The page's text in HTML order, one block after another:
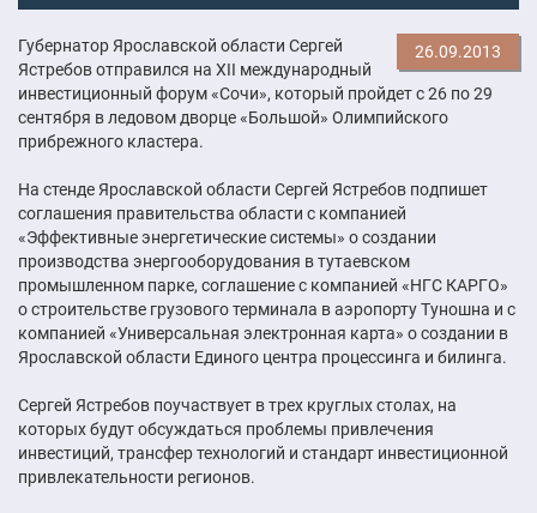
26.09.2013
Губернатор Ярославской области Сергей
Ястребов отправился на XII международный
инвестиционный форум «Сочи», который пройдет с 26 по 29
сентября в ледовом дворце «Большой» Олимпийского
прибрежного кластера.
На стенде Ярославской области Сергей Ястребов подпишет
соглашения правительства области с компанией
«Эффективные энергетические системы» о создании
производства энергооборудования в тутаевском
промышленном парке, соглашение с компанией «НГС КАРГО»
о строительстве грузового терминала в аэропорту Туношна и с
компанией «Универсальная электронная карта» о создании в
Ярославской области Единого центра процессинга и билинга.
Сергей Ястребов поучаствует в трех круглых столах, на
которых будут обсуждаться проблемы привлечения
инвестиций, трансфер технологий и стандарт инвестиционной
привлекательности регионов.